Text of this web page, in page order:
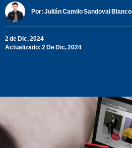
Por: Julián Camilo Sandoval Blanco
2 de Dic, 2024
Actualizado: 2 De Dic, 2024